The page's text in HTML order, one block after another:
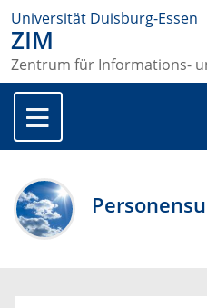
Universität Duisburg-Essen
ZIM
Zentrum für Informations-